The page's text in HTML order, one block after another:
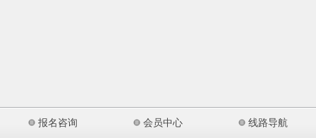
报名咨询 会员中心 线路导航